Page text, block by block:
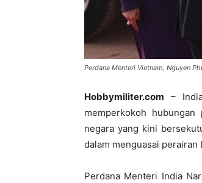
Perdana Menteri Vietnam, Nguyen
Hobbymiliter.com –
memperkokoh
negara yang kini
dalam menguasai perairan
Perdana Menteri India